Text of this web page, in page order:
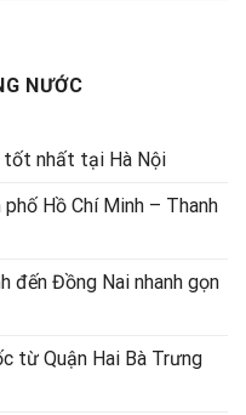
NƯỚC
tốt nhất tại Hà Nội
Hồ Chí Minh – Thanh
đến Đồng Nai nhanh gọn
từ Quận Hai Bà Trưng